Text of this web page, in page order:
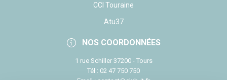
CCI Touraine
Atu37
NOS COORDONNÉES
1 rue Schiller 37200 - Tours
Tél : 02 47 750 750